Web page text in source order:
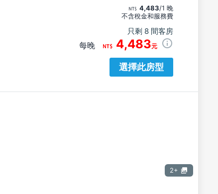
4,483/1 晚
不含稅金和服務費
只剩 8 間客房
每晚 4,483元
選擇此房型
2+